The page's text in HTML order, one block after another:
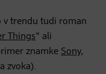
v trendu tudi roman
Things" ali
znamke Sony,
zvoka).